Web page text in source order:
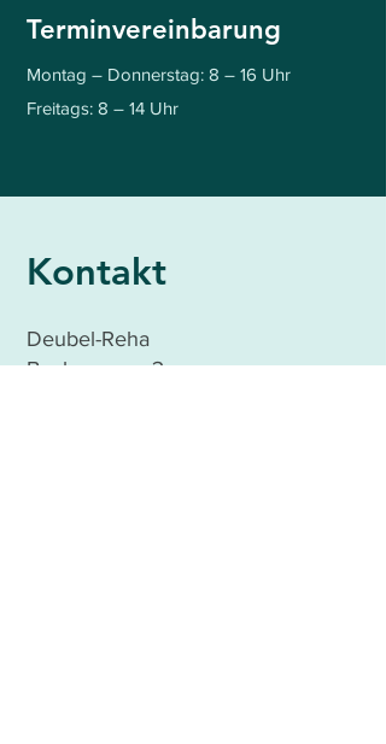
Terminvereinbarung
Montag – Donnerstag: 8 – 16 Uhr
Freitags: 8 – 14 Uhr
Kontakt
Deubel-Reha
Boxbergweg 3